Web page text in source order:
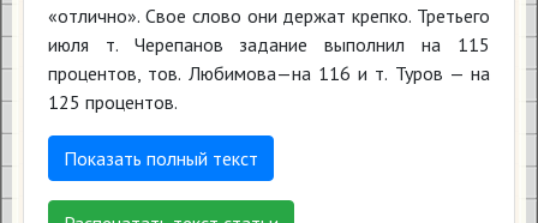
«отлично». Свое слово они держат крепко. Третьего
июля т. Черепанов задание выполнил на 115
процентов, тов. Любимова—на 116 и т. Туров — на
125 процентов.
Показать полный текст